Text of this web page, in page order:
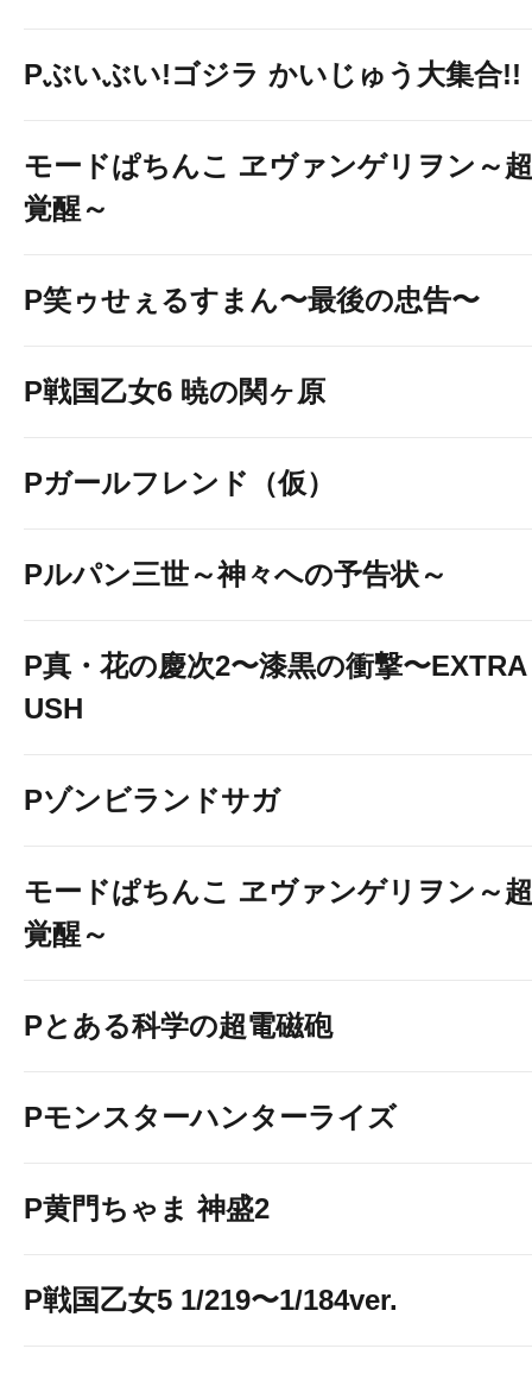
Pぶいぶい!ゴジラ かいじゅう大集合!!
モードぱちんこ ヱヴァンゲリヲン～超
覚醒～
P笑ゥせぇるすまん〜最後の忠告〜
P戦国乙女6 暁の関ヶ原
Pガールフレンド（仮）
Pルパン三世～神々への予告状～
P真・花の慶次2〜漆黒の衝撃〜EXTRA
USH
Pゾンビランドサガ
モードぱちんこ ヱヴァンゲリヲン～超
覚醒～
Pとある科学の超電磁砲
Pモンスターハンターライズ
P黄門ちゃま 神盛2
P戦国乙女5 1/219〜1/184ver.